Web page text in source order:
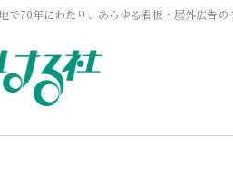
で70年にわたり、あらゆる看板・屋外広告の